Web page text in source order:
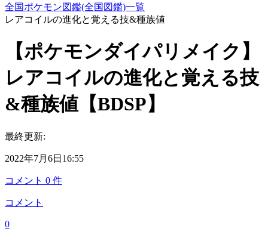
全国ポケモン図鑑(全国図鑑)一覧
レアコイルの進化と覚える技&種族値
【ポケモンダイパリメイク】
レアコイルの進化と覚える技
&種族値【BDSP】
最終更新:
2022年7月6日16:55
コメント 0 件
コメント
0